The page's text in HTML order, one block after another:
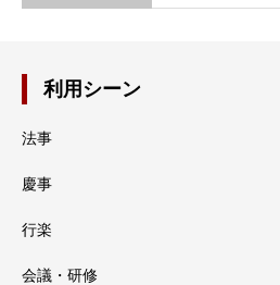
利用シーン
法事
慶事
行楽
会議・研修